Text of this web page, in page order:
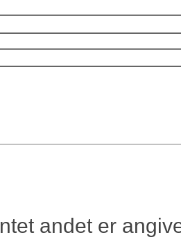
andet er